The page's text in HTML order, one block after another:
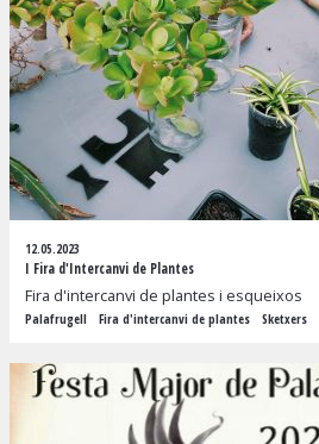
12.05.2023
I Fira d'Intercanvi de Plantes
Fira d'intercanvi de plantes i esqueixos
Palafrugell Fira d'intercanvi de plantes Sketxers